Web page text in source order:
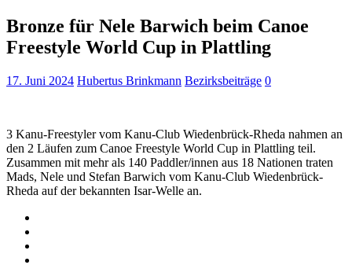
Bronze für Nele Barwich beim Canoe
Freestyle World Cup in Plattling
17. Juni 2024 Hubertus Brinkmann Bezirksbeiträge 0
3 Kanu-Freestyler vom Kanu-Club Wiedenbrück-Rheda nahmen an
den 2 Läufen zum Canoe Freestyle World Cup in Plattling teil.
Zusammen mit mehr als 140 Paddler/innen aus 18 Nationen traten
Mads, Nele und Stefan Barwich vom Kanu-Club Wiedenbrück-
Rheda auf der bekannten Isar-Welle an.